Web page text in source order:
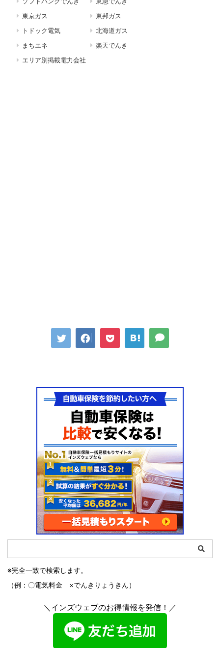
東京ガス
東邦ガス
トドック電気
北海道ガス
まちエネ
楽天でんき
エリア別掲載電力会社
※完全一致で検索します。
（例：〇電気料金 ×でんきりょうきん）
＼インズウェブのお得情報を発信！／